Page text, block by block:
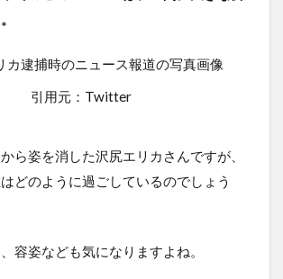
引用元：Twitter
ら姿を消した沢尻エリカさんですが、
どのように過ごしているのでしょう
容姿なども気になりますよね。